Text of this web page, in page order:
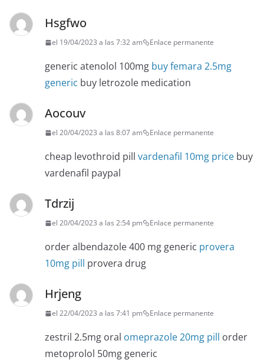
Hsgfwo
el 19/04/2023 a las 7:32 am Enlace permanente
generic atenolol 100mg buy femara 2.5mg
generic buy letrozole medication
Aocouv
el 20/04/2023 a las 8:07 am Enlace permanente
cheap levothroid pill vardenafil 10mg price buy
vardenafil paypal
Tdrzij
el 20/04/2023 a las 2:54 pm Enlace permanente
order albendazole 400 mg generic provera
10mg pill provera drug
Hrjeng
el 22/04/2023 a las 7:41 pm Enlace permanente
zestril 2.5mg oral omeprazole 20mg pill order
metoprolol 50mg generic